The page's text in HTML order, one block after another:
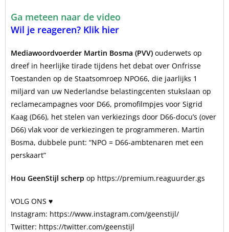
Ga meteen naar de video
Wil je reageren? Klik hier
Mediawoordvoerder Martin Bosma (PVV) ouderwets op
dreef in heerlijke tirade tijdens het debat over Onfrisse
Toestanden op de Staatsomroep NPO66, die jaarlijks 1
miljard van uw Nederlandse belastingcenten stukslaan op
reclamecampagnes voor D66, promofilmpjes voor Sigrid
Kaag (D66), het stelen van verkiezings door D66-docu’s (over
D66) vlak voor de verkiezingen te programmeren. Martin
Bosma, dubbele punt: “NPO = D66-ambtenaren met een
perskaart”
Hou GeenStijl scherp op https://premium.reaguurder.gs
VOLG ONS ♥
Instagram: https://www.instagram.com/geenstijl/
Twitter: https://twitter.com/geenstijl